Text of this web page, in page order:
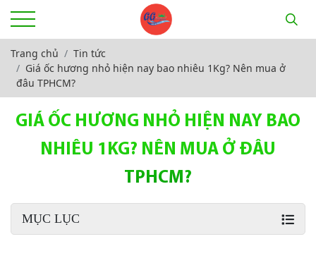
Trang chủ
Tin tức
Giá ốc hương nhỏ hiện nay bao nhiêu 1Kg? Nên mua ở
đâu TPHCM?
GIÁ ỐC HƯƠNG NHỎ HIỆN NAY BAO
NHIÊU 1KG? NÊN MUA Ở ĐÂU
TPHCM?
MỤC LỤC